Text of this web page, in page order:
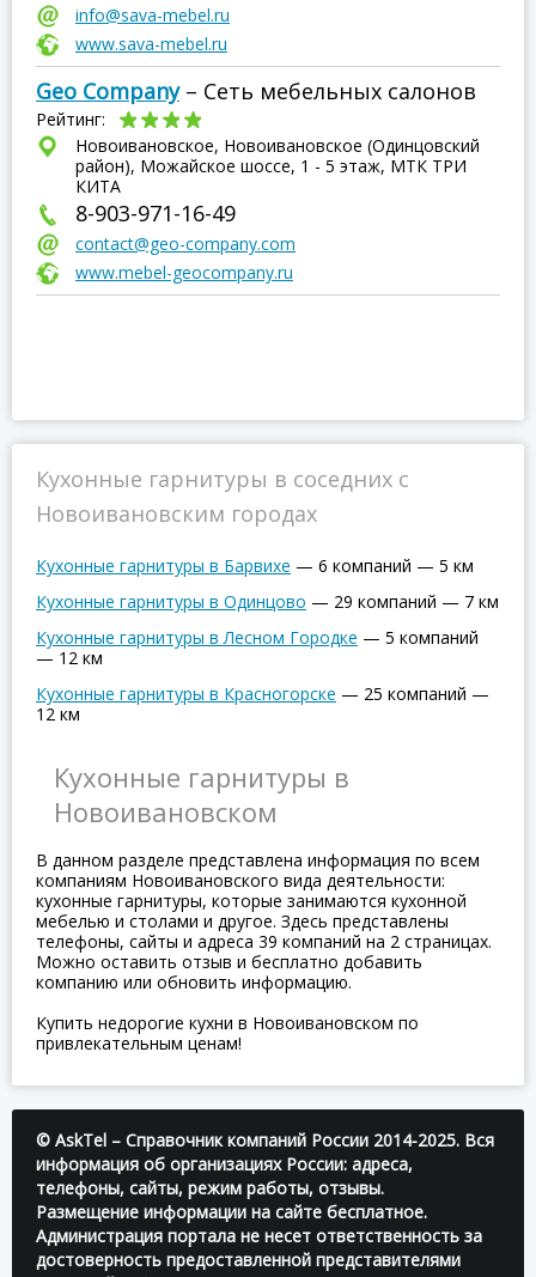
info@sava-mebel.ru
www.sava-mebel.ru
Geo Company– Сеть мебельных салонов
Рейтинг:
Новоивановское, Новоивановское (Одинцовский
район), Можайское шоссе, 1 - 5 этаж, МТК ТРИ
КИТА
8-903-971-16-49
contact@geo-company.com
www.mebel-geocompany.ru
Кухонные гарнитуры в соседних с
Новоивановским городах
Кухонные гарнитуры в Барвихе — 6 компаний — 5 км
Кухонные гарнитуры в Одинцово — 29 компаний — 7 км
Кухонные гарнитуры в Лесном Городке — 5 компаний
— 12 км
Кухонные гарнитуры в Красногорске — 25 компаний —
12 км
Кухонные гарнитуры в
Новоивановском
В данном разделе представлена информация по всем
компаниям Новоивановского вида деятельности:
кухонные гарнитуры, которые занимаются кухонной
мебелью и столами и другое. Здесь представлены
телефоны, сайты и адреса 39 компаний на 2 страницах.
Можно оставить отзыв и бесплатно добавить
компанию или обновить информацию.
Купить недорогие кухни в Новоивановском по
привлекательным ценам!
© AskTel – Справочник компаний России 2014-2025. Вся
информация об организациях России: адреса,
телефоны, сайты, режим работы, отзывы.
Размещение информации на сайте бесплатное.
Администрация портала не несет ответственность за
достоверность предоставленной представителями